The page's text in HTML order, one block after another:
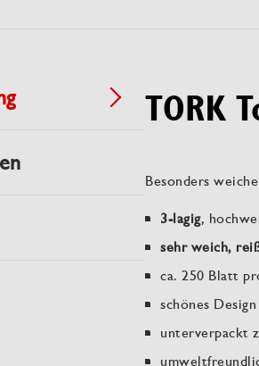
TORK
Besonders
3-lagig,
sehr weich,
ca. 250 Blatt
schönes
unterverpackt